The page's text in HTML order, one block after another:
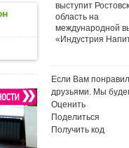
выступит
область на
международной
«Индустрия
Если Вам
друзьями. Мы
Оценить
Поделиться
Получить код